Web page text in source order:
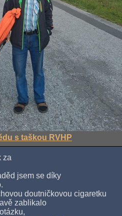
s taškou RVHP
za
jsem se díky
doutničkovou cigaretku
zablikalo